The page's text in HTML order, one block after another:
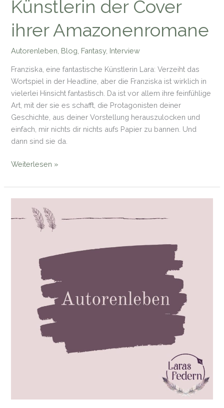
Künstlerin der Cover
ihrer Amazonenromane
Autorenleben Blog Fantasy, Interview
Franziska, eine fantastische Künstlerin Lara: Verzeiht das
Wortspiel in der Headline, aber die Franziska ist wirklich in
vielerlei Hinsicht fantastisch. Da ist vor allem ihre feinfühlige
Art, mit der sie es schafft, die Protagonisten deiner
Geschichte, aus deiner Vorstellung herauszulocken und
einfach, mir nichts dir nichts aufs Papier zu bannen. Und
dann sind sie da.
Lara
interviewt
die
Künstlerin
Amazonenromane
Weiterlesen »